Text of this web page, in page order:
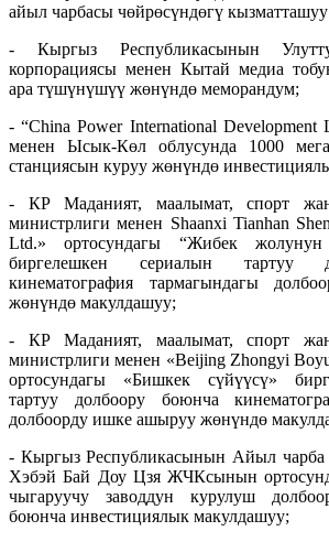
айыл чарбасы чөйрөсүндөгү
- Кыргыз Республикасынын
корпорациясы менен Кытай медиа
ара түшүнүшүү жөнүндө меморандум;
- “China Power International Development
менен Ысык-Көл облусунда 1000
станциясын куруу жөнүндө
- КР Маданият, маалымат, спорт
министрлиги менен Shaanxi Tianhan
Ltd.» ортосундагы “Жибек
биргелешкен сериалын тартуу
кинематография тармагындагы
жөнүндө макулдашуу;
- КР Маданият, маалымат, спорт
министрлиги менен «Beijing Zhongyi
ортосундагы «Бишкек сүйүүсү»
тартуу долбоору боюнча
долбоорду ишке ашыруу жөнүндө
- Кыргыз Республикасынын Айыл чарба
Хэбэй Бай Доу Цзя ЖЧКсынын
чыгаруучу заводдун курулуш
боюнча инвестициялык макулдашуу;